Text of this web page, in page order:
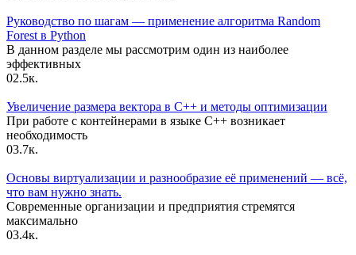
Руководство по шагам — применение алгоритма Random
Forest в Python
В данном разделе мы рассмотрим один из наиболее
эффективных
02.5к.
Увеличение размера вектора в C++ и методы оптимизации
При работе с контейнерами в языке C++ возникает
необходимость
03.7к.
Основы виртуализации и разнообразие её применений — всё,
что вам нужно знать.
Современные организации и предприятия стремятся
максимально
03.4к.